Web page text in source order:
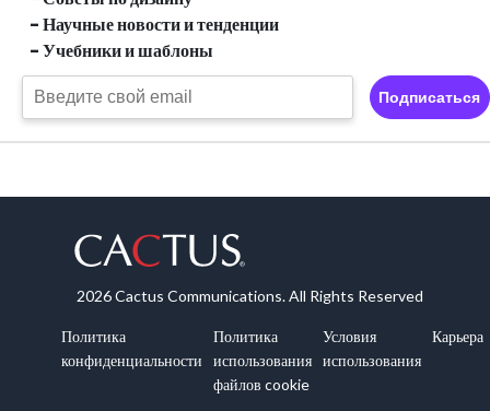
- Научные новости и тенденции
- Учебники и шаблоны
Подписаться
2026 Cactus Communications. All Rights Reserved
Политика
конфиденциальности
Политика
использования
файлов cookie
Условия
использования
Карьера